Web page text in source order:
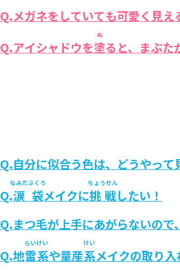
Q.メガネをしていても可愛く見え
Q.アイシャドウを塗
ぬ
ると、まぶた
Q.自分に似合う色は、どうやっ
Q.涙袋
なみだぶくろ
メイクに挑戦
ちょうせん
したい！
Q.まつ毛が上手にあがらないので
Q.地雷系
らいけい
や量産系
けい
メイクの取り入